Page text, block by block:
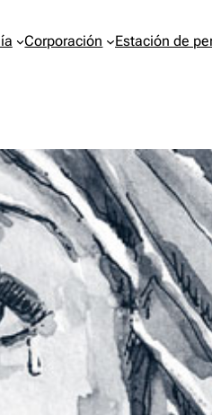
Corporación Estación de